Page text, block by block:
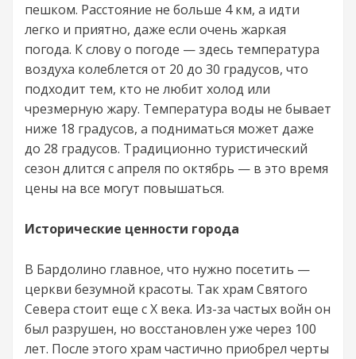
пешком. Расстояние не больше 4 км, а идти
легко и приятно, даже если очень жаркая
погода. К слову о погоде — здесь температура
воздуха колеблется от 20 до 30 градусов, что
подходит тем, кто не любит холод или
чрезмерную жару. Температура воды не бывает
ниже 18 градусов, а подниматься может даже
до 28 градусов. Традиционно туристический
сезон длится с апреля по октябрь — в это время
цены на все могут повышаться.
Исторические ценности города
В Бардолино главное, что нужно посетить —
церкви безумной красоты. Так храм Святого
Севера стоит еще с Х века. Из-за частых войн он
был разрушен, но восстановлен уже через 100
лет. После этого храм частично приобрел черты